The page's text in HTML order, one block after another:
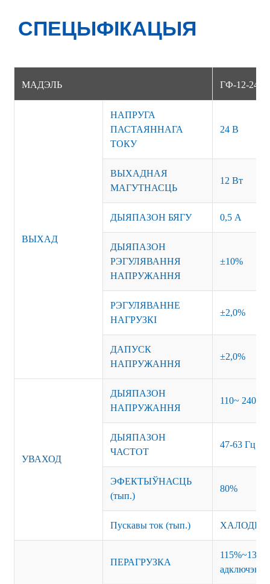
СПЕЦЫФІКАЦЫЯ
МАДЭЛЬ ГФ-12-24
ВЫХАД
НАПРУГА
ПАСТАЯННАГА
ТОКУ
24 В
ВЫХАДНАЯ
МАГУТНАСЦЬ
12 Вт
ДЫЯПАЗОН БЯГУ 0,5 А
ДЫЯПАЗОН
РЭГУЛЯВАННЯ
НАПРУЖАННЯ
±10%
РЭГУЛЯВАННЕ
НАГРУЗКІ
±2,0%
ДАПУСК
НАПРУЖАННЯ
±2,0%
УВАХОД
ДЫЯПАЗОН
НАПРУЖАННЯ
110~ 240 В
ДЫЯПАЗОН
ЧАСТОТ
47-63 Гц
ЭФЕКТЫЎНАСЦЬ
(тып.)
80%
Пускавы ток (тып.) ХАЛОДНЫ
ПЕРАГРУЗКА